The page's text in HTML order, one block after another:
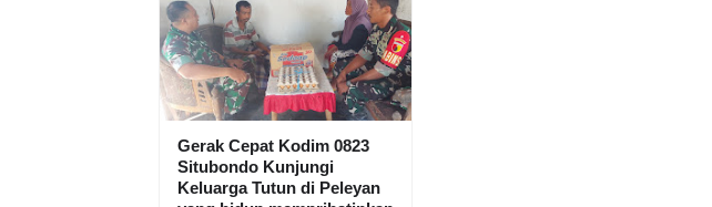
Gerak Cepat Kodim 0823
Situbondo Kunjungi
Keluarga Tutun di Peleyan